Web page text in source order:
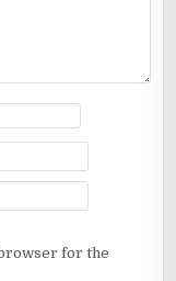
for the